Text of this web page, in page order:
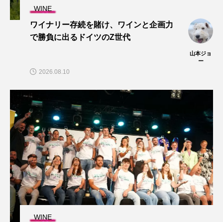
WINE
ワイナリー存続を賭け、ワインと企画力
で勝負に出るドイツのZ世代
山本ジョ
ー
2026.08.10
WINE